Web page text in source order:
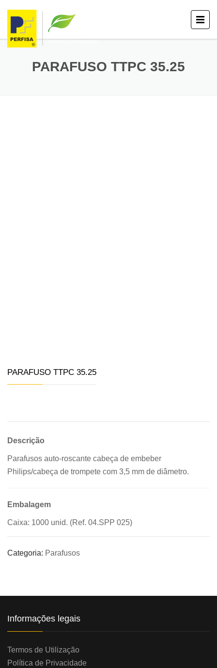
PARAFUSO TTPC 35.25
PARAFUSO TTPC 35.25
Descrição
Parafusos auto-roscante cabeça de embeber
Philips/cabeça de trompete com 3,5 mm de diâmetro.
Embalagem
Caixa: 1000 unid. (Ref. 04.SPP 025)
Categoria: Parafusos
Informações legais
Termos de Utilização
Política de Privacidade